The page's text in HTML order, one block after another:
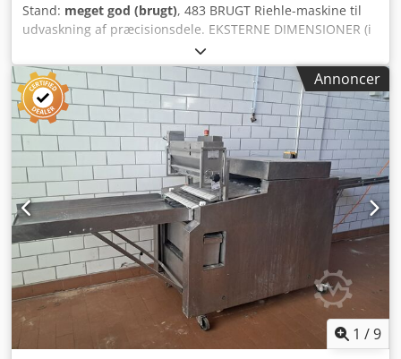
Stand: meget god (brugt), 483 BRUGT Riehle-maskine til
udvaskning af præcisionsdele. EKSTERNE DIMENSIONER (i
cm): - bredde: 94 - længde: 348 (sammenfoldet: 162)
Dcodszq Sw Tjpfx Acpok - højde: 148 (sammenfoldet: 212) -
arbejdsbredde: 58 Den angivne pris er en nettopris.
Følgende betalte muligheder er tilgængelige: transport af
maskinen. VI TALER ENGELSK, TYSK, FRANSK, RUSISK OG
UKRAINSK.
Annoncer
1 /9